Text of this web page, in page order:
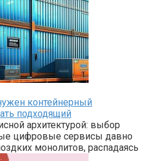
контейнерный
подходящий
архитектурой: выбор
цифровые сервисы давно
монолитов, распадаясь